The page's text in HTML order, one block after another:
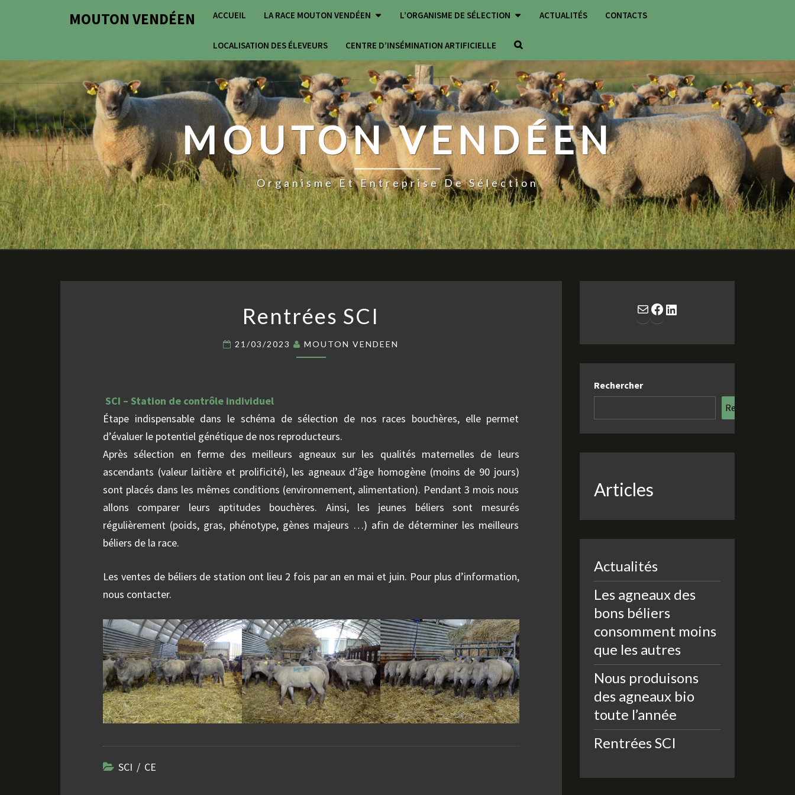
MOUTON VENDÉEN ACCUEIL LA RACE MOUTON VENDÉEN L’ORGANISME DE SÉLECTION ACTUALITÉS CONTACTS
LOCALISATION DES ÉLEVEURS CENTRE D’INSÉMINATION ARTIFICIELLE
SEARCH
MOUTON VENDÉEN
Organisme Et Entreprise De Sélection
SCI
Rentrées SCI
21/03/2023 MOUTON VENDEEN
SCI – Station de contrôle individuel
Étape indispensable dans le schéma de sélection de nos races bouchères, elle permet
d’évaluer le potentiel génétique de nos reproducteurs.
Après sélection en ferme des meilleurs agneaux sur les qualités maternelles de leurs
ascendants (valeur laitière et prolificité), les agneaux d’âge homogène (moins de 90 jours)
sont placés dans les mêmes conditions (environnement, alimentation). Pendant 3 mois nous
allons comparer leurs aptitudes bouchères. Ainsi, les jeunes béliers sont mesurés
régulièrement (poids, gras, phénotype, gènes majeurs …) afin de déterminer les meilleurs
béliers de la race.
Les ventes de béliers de station ont lieu 2 fois par an en mai et juin. Pour plus d’information,
nous contacter.
SCI / CE
E-mailFacebook
LinkedIn
Rechercher
Rechercher
Articles
Actualités
Les agneaux des
bons béliers
consomment moins
que les autres
Nous produisons
des agneaux bio
toute l’année
Rentrées SCI